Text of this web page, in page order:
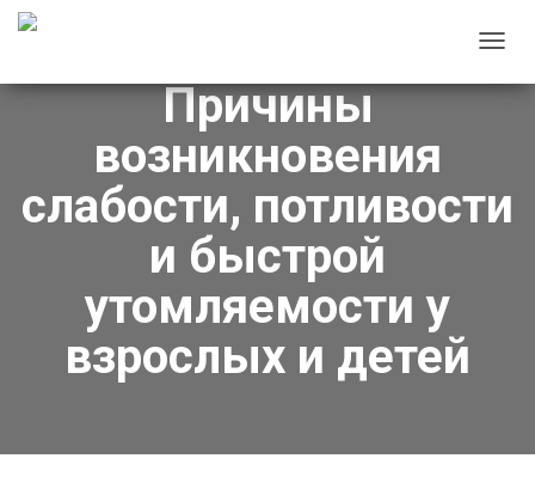
Е
Л
В
Причины
возникновения
слабости, потливости
и быстрой
утомляемости у
взрослых и детей